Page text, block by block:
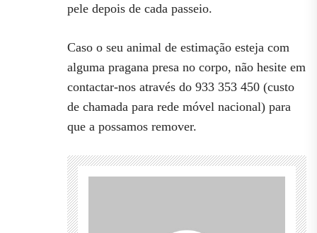
pele depois de cada passeio.
Caso o seu animal de estimação esteja com
alguma pragana presa no corpo, não hesite em
contactar-nos através do 933 353 450 (custo
de chamada para rede móvel nacional) para
que a possamos remover.